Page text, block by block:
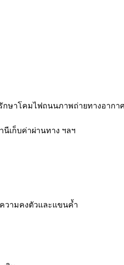
ษาโคมไฟถนนภาพถ่ายทางอากา
เก็บค่าผ่านทาง ฯลฯ
วามคงตัวและแขนค้ำ